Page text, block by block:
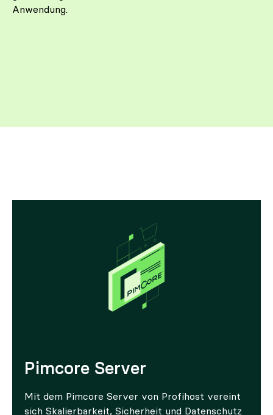
Anwendung.
Pimcore Server
Mit dem Pimcore Server von Profihost vereint
sich Skalierbarkeit, Sicherheit und Datenschutz